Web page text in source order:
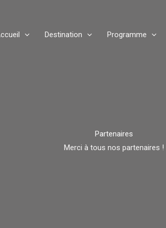
Destination Programme
Partenaires​
Merci à tous nos partenaires !